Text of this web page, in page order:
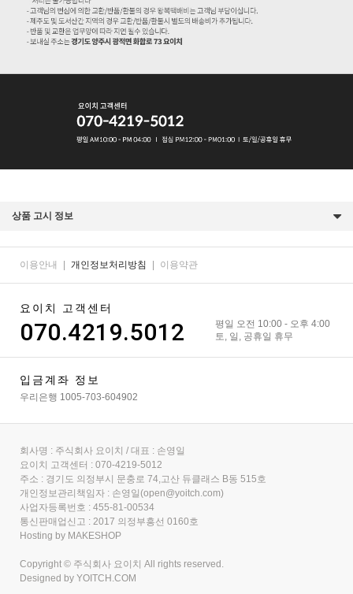
상품 고시 정보
이용안내 | 개인정보처리방침 | 이용약관
요이치 고객센터
070.4219.5012
평일 오전 10:00 - 오후 4:00
토, 일, 공휴일 휴무
입금계좌 정보
우리은행 1005-703-604902
회사명 : 주식회사 요이치 / 대표 : 손영일
요이치 고객센터 : 070-4219-5012
주소 : 경기도 의정부시 문충로 74,고산 듀클래스 B동 515호
개인정보관리책임자 : 손영일(open@yoitch.com)
사업자등록번호 : 455-81-00534
통신판매업신고 : 2017 의정부흥선 0160호
Hosting by MAKESHOP
Copyright © 주식회사 요이치 All rights reserved.
Designed by YOITCH.COM